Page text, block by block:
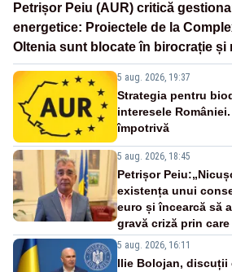
Petrișor Peiu (AUR) critică
energetice: Proiectele de la
Oltenia sunt blocate în birocrație și
5 aug. 2026, 19:37
Strategia pentru
interesele
împotrivă
5 aug. 2026, 18:45
Petrișor
existența unui
euro și încearcă să
gravă criză prin care
5 aug. 2026, 16:11
Ilie Bolojan, discuții